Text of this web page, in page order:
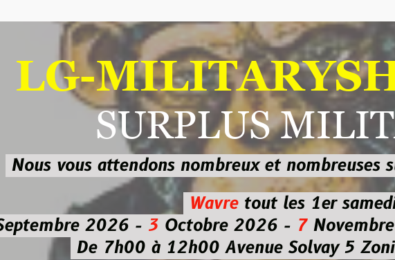
SURPLUS
attendons nombreux et nombreusessur les
Wavre
tout les 1er samedi
2026 -3Octobre 2026 - 7Novembre 2026
De 7h00 à 12h00 Avenue Solvay 5 Zoning